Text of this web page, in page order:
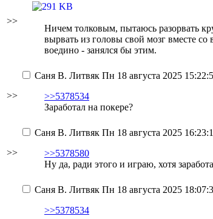
>>
Ничем толковым, пытаюсь разорвать
вырвать из головы свой мозг вместе
воедино - занялся бы этим.
>>
Саня В. Литвяк Пн 18 августа 2025
>>5378534
Заработал на покере?
>>
Саня В. Литвяк Пн 18 августа 2025
>>5378580
Ну да, ради этого и играю, хотя
Саня В. Литвяк Пн 18 августа 2025
>>5378534